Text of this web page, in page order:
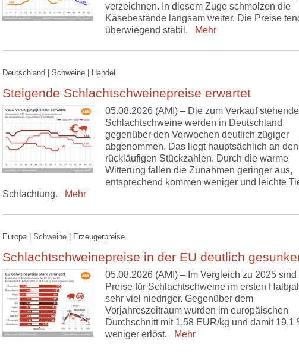
verzeichnen. In diesem Zuge schmolzen die
Käsebestände langsam weiter. Die Preise
überwiegend stabil.
Mehr
Deutschland | Schweine | Handel
Steigende Schlachtschweinepreise erwartet
05.08.2026 (AMI) – Die zum Verkauf
Schlachtschweine werden in Deutschland
gegenüber den Vorwochen deutlich zügiger
abgenommen. Das liegt hauptsächlich an den
rückläufigen Stückzahlen. Durch die warme
Witterung fallen die Zunahmen geringer aus,
entsprechend kommen weniger und leichte
Schlachtung.
Mehr
Europa | Schweine | Erzeugerpreise
Schlachtschweinepreise in der EU deutlich
05.08.2026 (AMI) – Im Vergleich zu 2025 sind
Preise für Schlachtschweine im ersten
sehr viel niedriger. Gegenüber dem
Vorjahreszeitraum wurden im europäischen
Durchschnitt mit 1,58 EUR/kg und damit 19,1
weniger erlöst.
Mehr